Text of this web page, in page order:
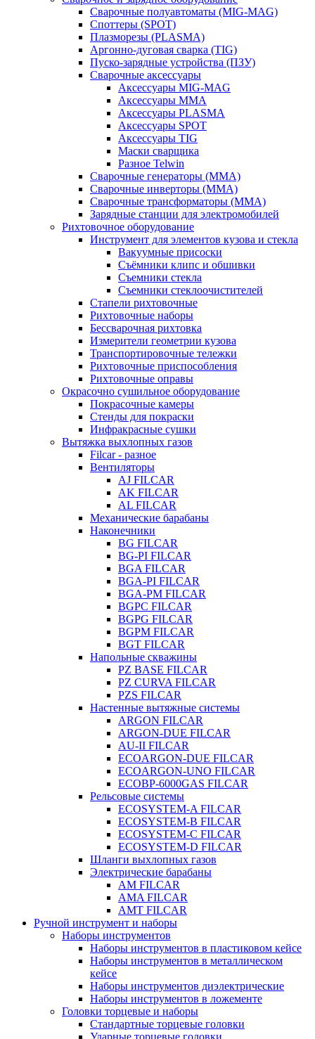
Сварочные полуавтоматы (MIG-MAG)
Споттеры (SPOT)
Плазморезы (PLASMA)
Аргонно-дуговая сварка (TIG)
Пуско-зарядные устройства (ПЗУ)
Сварочные аксессуары
Аксессуары MIG-MAG
Аксессуары MMA
Аксессуары PLASMA
Аксессуары SPOT
Аксессуары TIG
Маски сварщика
Разное Telwin
Сварочные генераторы (MMA)
Сварочные инверторы (MMA)
Сварочные трансформаторы (MMA)
Зарядные станции для электромобилей
Рихтовочное оборудование
Инструмент для элементов кузова и стекла
Вакуумные присоски
Съёмники клипс и обшивки
Съемники стекла
Съемники стеклоочистителей
Стапели рихтовочные
Рихтовочные наборы
Бессварочная рихтовка
Измерители геометрии кузова
Транспортировочные тележки
Рихтовочные приспособления
Рихтовочные оправы
Окрасочно сушильное оборудование
Покрасочные камеры
Стенды для покраски
Инфракрасные сушки
Вытяжка выхлопных газов
Filcar - разное
Вентиляторы
AJ FILCAR
AK FILCAR
AL FILCAR
Механические барабаны
Наконечники
BG FILCAR
BG-PI FILCAR
BGA FILCAR
BGA-PI FILCAR
BGA-PM FILCAR
BGPC FILCAR
BGPG FILCAR
BGPM FILCAR
BGT FILCAR
Напольные скважины
PZ BASE FILCAR
PZ CURVA FILCAR
PZS FILCAR
Настенные вытяжные системы
ARGON FILCAR
ARGON-DUE FILCAR
AU-II FILCAR
ECOARGON-DUE FILCAR
ECOARGON-UNO FILCAR
ECOBP-6000GAS FILCAR
Рельсовые системы
ECOSYSTEM-A FILCAR
ECOSYSTEM-B FILCAR
ECOSYSTEM-C FILCAR
ECOSYSTEM-D FILCAR
Шланги выхлопных газов
Электрические барабаны
AM FILCAR
AMA FILCAR
AMT FILCAR
Ручной инструмент и наборы
Наборы инструментов
Наборы инструментов в пластиковом кейсе
Наборы инструментов в металлическом
кейсе
Наборы инструментов диэлектрические
Наборы инструментов в ложементе
Головки торцевые и наборы
Стандартные торцевые головки
Ударные торцевые головки